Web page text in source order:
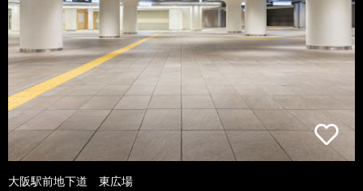
大阪駅前地下道 東広場